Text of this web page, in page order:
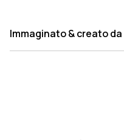
Immaginato & creato da